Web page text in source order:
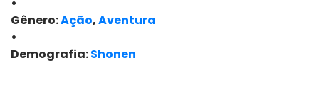
Gênero:Ação,Aventura
•
Demografia:Shonen